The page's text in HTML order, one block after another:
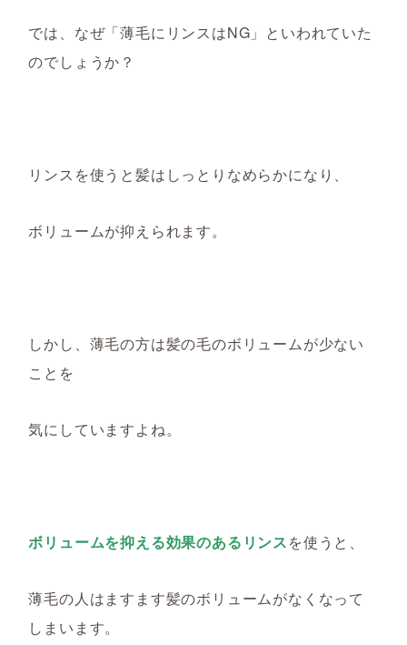
では、なぜ「薄毛にリンスはNG」といわれていた
のでしょうか？
リンスを使うと髪はしっとりなめらかになり、
ボリュームが抑えられます。
しかし、薄毛の方は髪の毛のボリュームが少ない
ことを
気にしていますよね。
ボリュームを抑える効果のあるリンスを使うと、
薄毛の人はますます髪のボリュームがなくなって
しまいます。